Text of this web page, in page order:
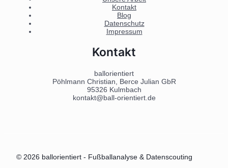
Kontakt
Blog
Datenschutz
Impressum
Kontakt
ballorientiert
Pöhlmann Christian, Berce Julian GbR
95326 Kulmbach
kontakt@ball-orientiert.de
© 2026 ballorientiert - Fußballanalyse & Datenscouting